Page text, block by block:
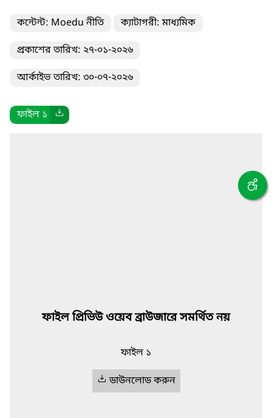
কন্টেন্ট: Moedu নীতি ক্যাটাগরী: মাধ্যমিক
প্রকাশের তারিখ: ২৭-০১-২০২৬
আর্কাইভ তারিখ: ৩০-০৭-২০২৬
ফাইল ১
ফাইল প্রিভিউ ওয়েব ব্রাউজারে সমর্থিত নয়
ফাইল ১
ডাউনলোড করুন